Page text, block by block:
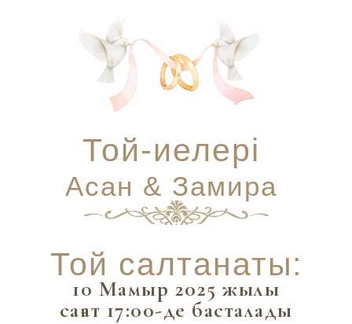
Той-иелері
Асан & Замира
Той салтанаты:
10 Мамыр 2025 жылы
сағат 17:00-де басталады